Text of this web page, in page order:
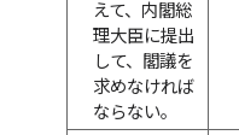
えて、内閣総
理大臣に提出
して、閣議を
求めなければ
ならない。